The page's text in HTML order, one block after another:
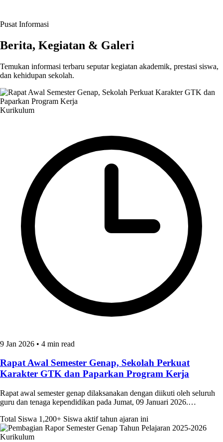
Pusat Informasi
Berita, Kegiatan & Galeri
Temukan informasi terbaru seputar kegiatan akademik, prestasi siswa,
dan kehidupan sekolah.
Kurikulum
9 Jan 2026 • 4 min read
Rapat Awal Semester Genap, Sekolah Perkuat
Karakter GTK dan Paparkan Program Kerja
Rapat awal semester genap dilaksanakan dengan diikuti oleh seluruh
guru dan tenaga kependidikan pada Jumat, 09 Januari 2026.…
Total Siswa 1,200+ Siswa aktif tahun ajaran ini
Kurikulum